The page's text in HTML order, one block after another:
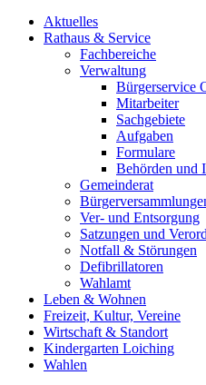
Aktuelles
Rathaus & Service
Fachbereiche
Verwaltung
Bürgerservice
Mitarbeiter
Sachgebiete
Aufgaben
Formulare
Behörden und
Gemeinderat
Ver- und Entsorgung
Satzungen und
Notfall & Störungen
Defibrillatoren
Wahlamt
Leben & Wohnen
Freizeit, Kultur, Vereine
Wirtschaft & Standort
Kindergarten Loiching
Wahlen